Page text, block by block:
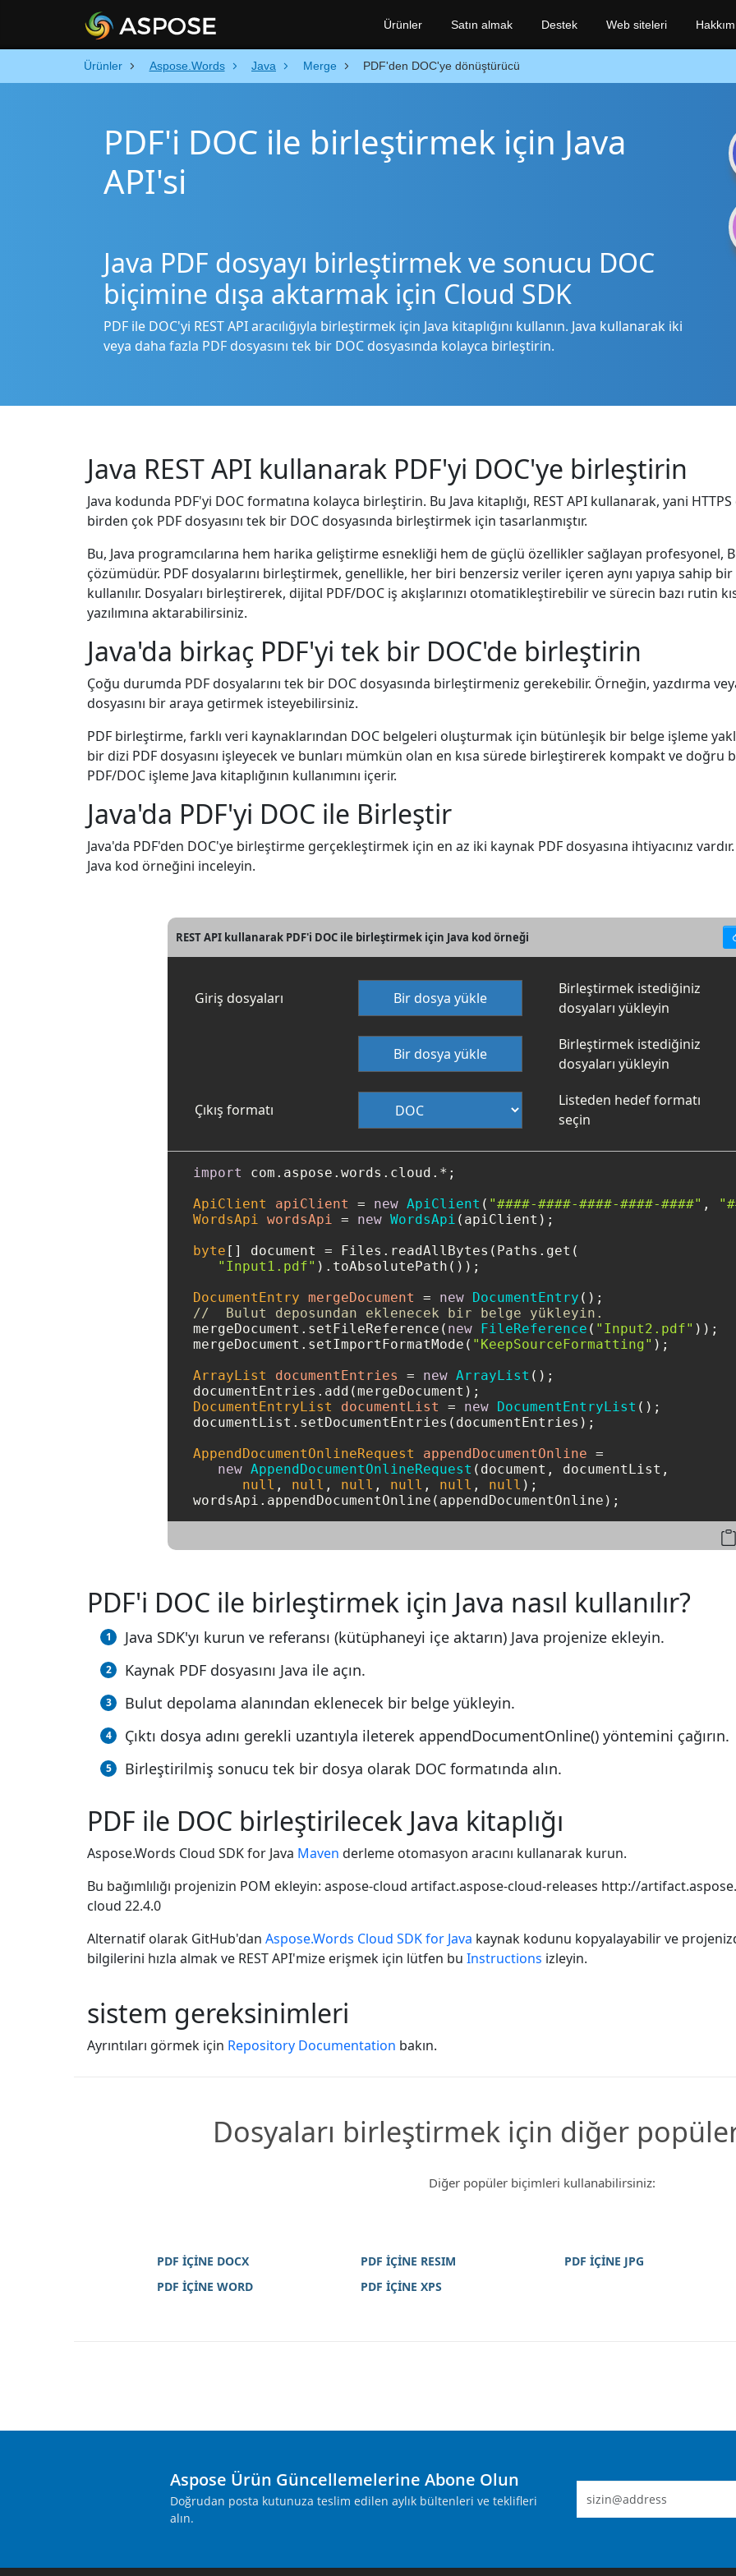
Ürünler Aspose.Words Java Merge PDF'den DOC'ye dönüştürücü
PDF'i DOC ile birleştirmek için Java
API'si
Java PDF dosyayı birleştirmek ve sonucu DOC
biçimine dışa aktarmak için Cloud SDK
PDF ile DOC'yi REST API aracılığıyla birleştirmek için Java kitaplığını kullanın. Java kullanarak iki
veya daha fazla PDF dosyasını tek bir DOC dosyasında kolayca birleştirin.
Java REST API kullanarak PDF'yi DOC'ye birleştirin
Java kodunda PDF'yi DOC formatına kolayca birleştirin. Bu Java kitaplığı, REST API kullanarak, yani
birden çok PDF dosyasını tek bir DOC dosyasında birleştirmek için tasarlanmıştır.
Bu, Java programcılarına hem harika geliştirme esnekliği hem de güçlü özellikler sağlayan profesyonel,
çözümüdür. PDF dosyalarını birleştirmek, genellikle, her biri benzersiz veriler içeren aynı yapıya sahip
kullanılır. Dosyaları birleştirerek, dijital PDF/DOC iş akışlarınızı otomatikleştirebilir ve sürecin bazı rutin
yazılımına aktarabilirsiniz.
Java'da birkaç PDF'yi tek bir DOC'de birleştirin
Çoğu durumda PDF dosyalarını tek bir DOC dosyasında birleştirmeniz gerekebilir. Örneğin, yazdırma
dosyasını bir araya getirmek isteyebilirsiniz.
PDF birleştirme, farklı veri kaynaklarından DOC belgeleri oluşturmak için bütünleşik bir belge işleme
bir dizi PDF dosyasını işleyecek ve bunları mümkün olan en kısa sürede birleştirerek kompakt ve
PDF/DOC işleme Java kitaplığının kullanımını içerir.
Java'da PDF'yi DOC ile Birleştir
Java'da PDF'den DOC'ye birleştirme gerçekleştirmek için en az iki kaynak PDF dosyasına ihtiyacınız
Java kod örneğini inceleyin.
REST API kullanarak PDF'i DOC ile birleştirmek için Java kod örneği
Giriş dosyaları Bir dosya yükle
Birleştirmek istediğiniz
dosyaları yükleyin
Bir dosya yükle
Birleştirmek istediğiniz
dosyaları yükleyin
Çıkış formatı
Listeden hedef formatı
seçin
import
com.aspose.words.cloud.*;
ApiClient
apiClient = new ApiClient ( "####-####-####-####-####" ,
WordsApi wordsApi = new WordsApi (apiClient);
byte [] document = Files.readAllBytes(Paths.get(
"Input1.pdf" ).toAbsolutePath());
DocumentEntry mergeDocument = new DocumentEntry
//  Bulut deposundan eklenecek bir belge yükleyin.
mergeDocument.setFileReference( new FileReference ( "Input2.pdf" ));
mergeDocument.setImportFormatMode( "KeepSourceFormatting" );
ArrayList
documentEntries = new ArrayList ();
DocumentEntryList
documentList = new DocumentEntryList ();
documentList.setDocumentEntries(documentEntries);
AppendDocumentOnlineRequest
appendDocumentOnline =
new AppendDocumentOnlineRequest (document, documentList,
null , null , null , null , null , null );
PDF'i DOC ile birleştirmek için Java nasıl kullanılır?
Java SDK'yı kurun ve referansı (kütüphaneyi içe aktarın) Java projenize ekleyin.
Kaynak PDF dosyasını Java ile açın.
Bulut depolama alanından eklenecek bir belge yükleyin.
Çıktı dosya adını gerekli uzantıyla ileterek appendDocumentOnline() yöntemini çağırın.
Birleştirilmiş sonucu tek bir dosya olarak DOC formatında alın.
PDF ile DOC birleştirilecek Java kitaplığı
Aspose.Words Cloud SDK for Java Maven derleme otomasyon aracını kullanarak kurun.
Bu bağımlılığı projenizin POM ekleyin: aspose-cloud artifact.aspose-cloud-releases http://
cloud 22.4.0
Alternatif olarak GitHub'dan Aspose.Words Cloud SDK for Java kaynak kodunu kopyalayabilir ve
bilgilerini hızla almak ve REST API'mize erişmek için lütfen bu Instructions izleyin.
sistem gereksinimleri
Ayrıntıları görmek için Repository Documentation bakın.
Dosyaları birleştirmek için diğer
Diğer popüler biçimleri kullanabilirsiniz:
PDF İÇİNE DOCX PDF İÇİNE RESIM PDF İÇİNE JPG
PDF İÇİNE WORD
PDF İÇİNE XPS
Ürünler Satın almak Destek Web siteleri
Aspose Ürün Güncellemelerine Abone Olun
Doğrudan posta kutunuza teslim edilen aylık bültenleri ve teklifleri
alın.